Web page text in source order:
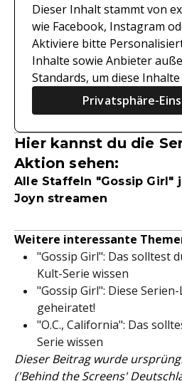
Dieser Inhalt stammt von
wie Facebook, Instagram
Aktiviere bitte
Inhalte sowie Anbieter
Standards, um diese
Privatsphäre-
Hier kannst du die
Aktion sehen:
Alle Staffeln "Gossip Girl"
Joyn streamen
Weitere interessante
"Gossip Girl": Das solltest
Kult-Serie wissen
"Gossip Girl": Diese
geheiratet!
"O.C., California": Das
Serie wissen
Dieser Beitrag wurde
('Behind the Screens'